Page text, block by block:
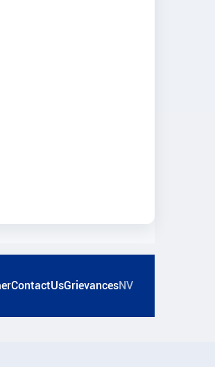
ContactUsGrievancesNV